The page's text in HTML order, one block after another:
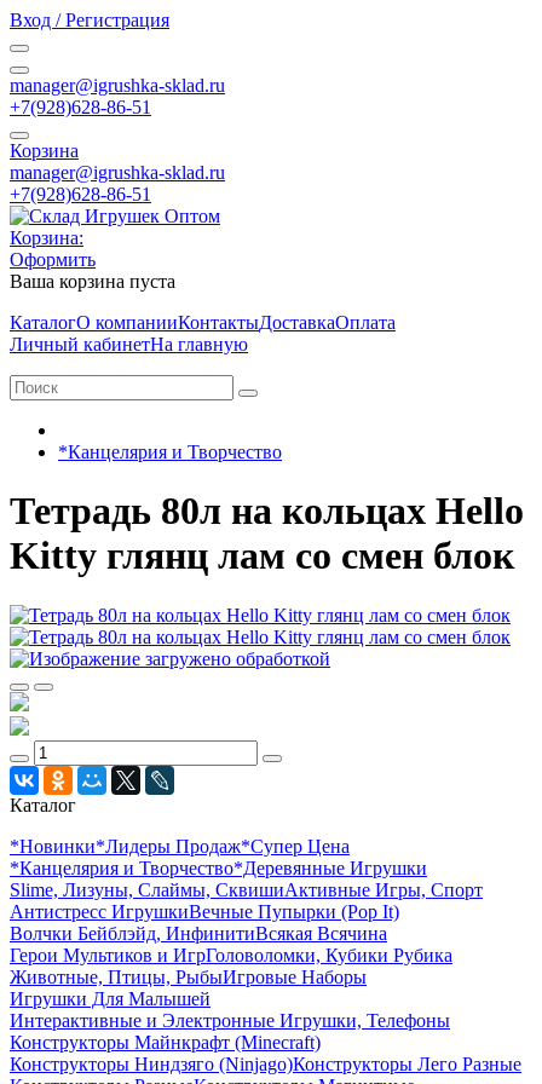
Вход / Регистрация
manager@igrushka-sklad.ru
+7(928)628-86-51
Корзина
manager@igrushka-sklad.ru
+7(928)628-86-51
Корзина:
Оформить
Ваша корзина пуста
КаталогО компанииКонтактыДоставкаОплата
Личный кабинетНа главную
*Канцелярия и Творчество
Тетрадь 80л на кольцах Hello
Kitty глянц лам со смен блок
Каталог
*Новинки*Лидеры Продаж*Супер Цена
*Канцелярия и Творчество*Деревянные Игрушки
Slime, Лизуны, Слаймы, СквишиАктивные Игры, Спорт
Антистресс ИгрушкиВечные Пупырки (Pop It)
Волчки Бейблэйд, ИнфинитиВсякая Всячина
Герои Мультиков и ИгрГоловоломки, Кубики Рубика
Животные, Птицы, РыбыИгровые Наборы
Игрушки Для Малышей
Интерактивные и Электронные Игрушки, Телефоны
Конструкторы Майнкрафт (Minecraft)
Конструкторы Ниндзяго (Ninjago)Конструкторы Лего Разные